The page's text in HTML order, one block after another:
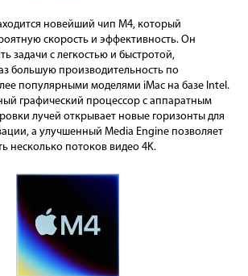
новейший чип M4, который
скорость и эффективность. Он
задачи с легкостью и быстротой,
большую производительность по
популярными моделями iMac на базе Intel.
графический процессор с аппаратным
лучей открывает новые горизонты для
а улучшенный Media Engine позволяет
несколько потоков видео 4K.